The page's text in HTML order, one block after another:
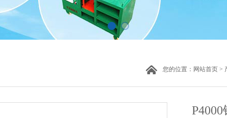
您的位置： 网站首页 >